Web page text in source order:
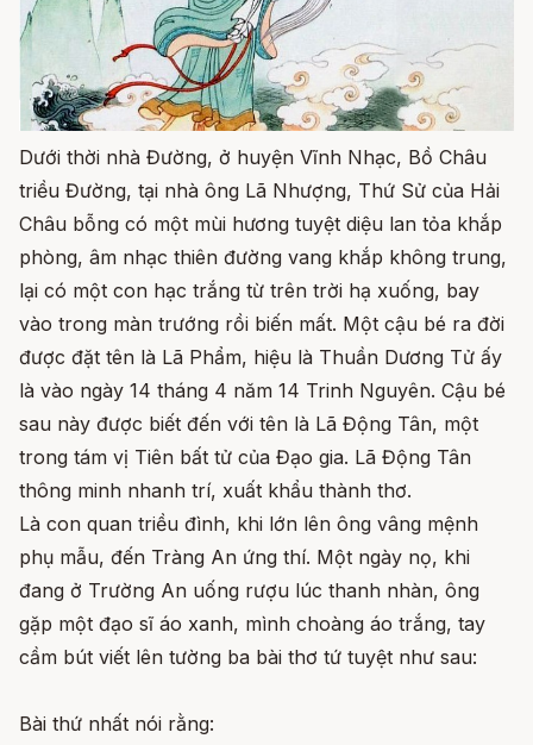
Dưới thời nhà Đường, ở huyện Vĩnh Nhạc, Bồ Châu
triều Đường, tại nhà ông Lã Nhượng, Thứ Sử của Hải
Châu bỗng có một mùi hương tuyệt diệu lan tỏa khắp
phòng, âm nhạc thiên đường vang khắp không trung,
lại có một con hạc trắng từ trên trời hạ xuống, bay
vào trong màn trướng rồi biến mất. Một cậu bé ra đời
được đặt tên là Lã Phẩm, hiệu là Thuần Dương Tử ấy
là vào ngày 14 tháng 4 năm 14 Trinh Nguyên. Cậu bé
sau này được biết đến với tên là Lã Động Tân, một
trong tám vị Tiên bất tử của Đạo gia. Lã Động Tân
thông minh nhanh trí, xuất khẩu thành thơ.
Là con quan triều đình, khi lớn lên ông vâng mệnh
phụ mẫu, đến Tràng An ứng thí. Một ngày nọ, khi
đang ở Trường An uống rượu lúc thanh nhàn, ông
gặp một đạo sĩ áo xanh, mình choàng áo trắng, tay
cầm bút viết lên tường ba bài thơ tứ tuyệt như sau:
Bài thứ nhất nói rằng: